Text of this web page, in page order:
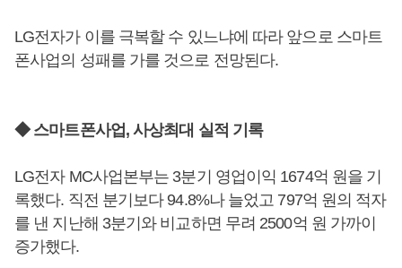
LG전자가 이를 극복할 수 있느냐에 따라 앞으로 스마트
폰사업의 성패를 가를 것으로 전망된다.
◆ 스마트폰사업, 사상최대 실적 기록
LG전자 MC사업본부는 3분기 영업이익 1674억 원을 기
록했다. 직전 분기보다 94.8%나 늘었고 797억 원의 적자
를 낸 지난해 3분기와 비교하면 무려 2500억 원 가까이
증가했다.